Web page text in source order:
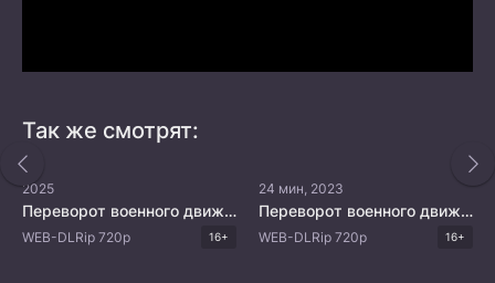
Так же смотрят:
2025
Переворот военного движения 6
WEB-DLRip 720p 16+
24 мин, 2023
Переворот военного движения 4
WEB-DLRip 720p 16+